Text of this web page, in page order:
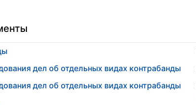
дел об отдельных видах контрабанды
дел об отдельных видах контрабанды